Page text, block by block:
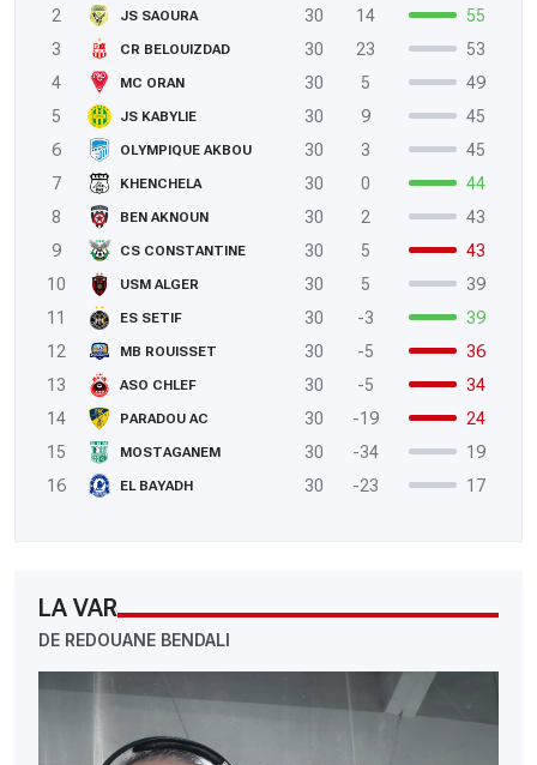
2
JS SAOURA 30 14
55
3
CR BELOUIZDAD 30 23
53
4
MC ORAN 30 5
49
5
JS KABYLIE 30 9
45
6
OLYMPIQUE AKBOU 30 3
45
7
KHENCHELA 30 0
44
8
BEN AKNOUN 30 2
43
9
CS CONSTANTINE 30 5
43
10
USM ALGER 30 5
39
11
ES SETIF 30 -3
39
12
MB ROUISSET 30 -5
36
13
ASO CHLEF 30 -5
34
14
PARADOU AC 30 -19
24
15
MOSTAGANEM 30 -34
19
16
EL BAYADH 30 -23 17
LA VAR
DE REDOUANE BENDALI